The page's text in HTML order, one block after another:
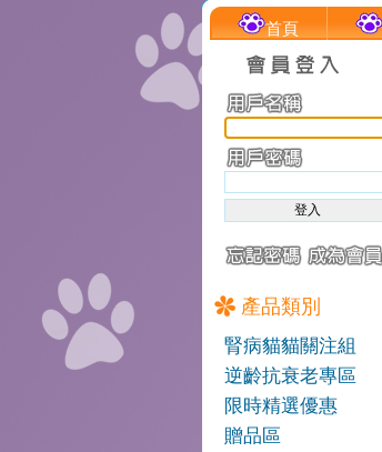
首頁
產品類別
腎病貓貓關注組
逆齡抗衰老專區
限時精選優惠
贈品區